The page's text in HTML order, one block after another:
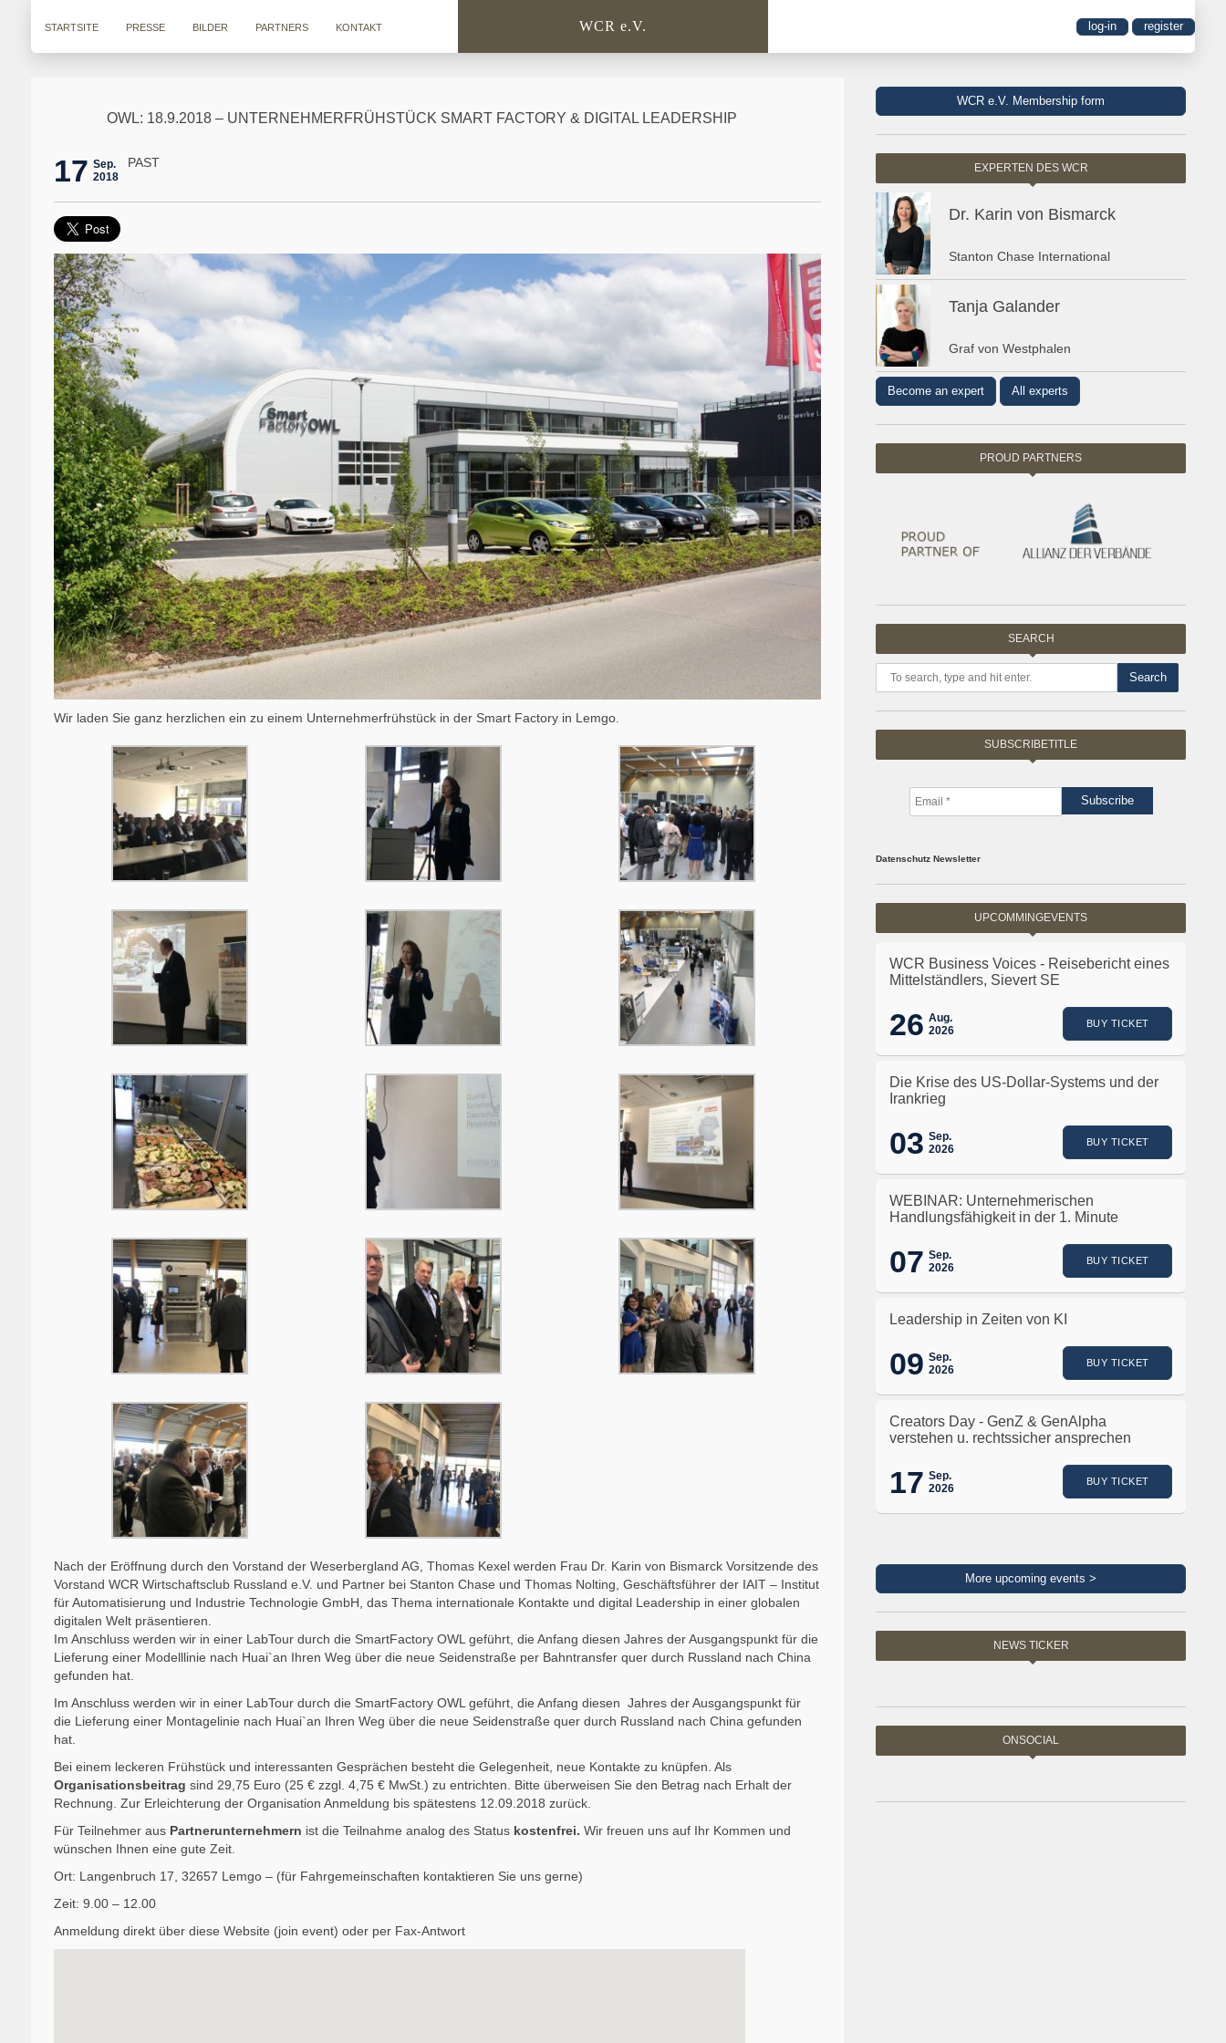
STARTSITE PRESSE BILDER PARTNERS KONTAKT WCR e.V. log-in register
OWL: 18.9.2018 – UNTERNEHMERFRÜHSTÜCK SMART FACTORY & DIGITAL LEADERSHIP
17 Sep.
2018
PAST
Wir laden Sie ganz herzlichen ein zu einem Unternehmerfrühstück in der Smart Factory in Lemgo.
Nach der Eröffnung durch den Vorstand der Weserbergland AG, Thomas Kexel werden Frau Dr. Karin von Bismarck Vorsitzende des
Vorstand WCR Wirtschaftsclub Russland e.V. und Partner bei Stanton Chase und Thomas Nolting, Geschäftsführer der IAIT – Institut
für Automatisierung und Industrie Technologie GmbH, das Thema internationale Kontakte und digital Leadership in einer globalen
digitalen Welt präsentieren.
Im Anschluss werden wir in einer LabTour durch die SmartFactory OWL geführt, die Anfang diesen Jahres der Ausgangspunkt für die
Lieferung einer Modelllinie nach Huai`an Ihren Weg über die neue Seidenstraße per Bahntransfer quer durch Russland nach China
gefunden hat.
Im Anschluss werden wir in einer LabTour durch die SmartFactory OWL geführt, die Anfang diesen Jahres der Ausgangspunkt für
die Lieferung einer Montagelinie nach Huai`an Ihren Weg über die neue Seidenstraße quer durch Russland nach China gefunden
hat.
Bei einem leckeren Frühstück und interessanten Gesprächen besteht die Gelegenheit, neue Kontakte zu knüpfen. Als
Organisationsbeitrag sind 29,75 Euro (25 € zzgl. 4,75 € MwSt.) zu entrichten. Bitte überweisen Sie den Betrag nach Erhalt der
Rechnung. Zur Erleichterung der Organisation Anmeldung bis spätestens 12.09.2018 zurück.
Für Teilnehmer aus Partnerunternehmern ist die Teilnahme analog des Status kostenfrei. Wir freuen uns auf Ihr Kommen und
wünschen Ihnen eine gute Zeit.
Ort: Langenbruch 17, 32657 Lemgo – (für Fahrgemeinschaften kontaktieren Sie uns gerne)
Zeit: 9.00 – 12.00
Anmeldung direkt über diese Website (join event) oder per Fax-Antwort
WCR e.V. Membership form
EXPERTEN DES WCR
Dr. Karin von Bismarck
Stanton Chase International
Tanja Galander
Graf von Westphalen
Become an expert All experts
PROUD PARTNERS
SEARCH
Search
SUBSCRIBETITLE
Datenschutz Newsletter
UPCOMMINGEVENTS
WCR Business Voices - Reisebericht eines
Mittelständlers, Sievert SE
26 Aug.
2026
BUY TICKET
Die Krise des US-Dollar-Systems und der
Irankrieg
03 Sep.
2026
BUY TICKET
WEBINAR: Unternehmerischen
Handlungsfähigkeit in der 1. Minute
07 Sep.
2026
BUY TICKET
Leadership in Zeiten von KI
09 Sep.
2026
BUY TICKET
Creators Day - GenZ & GenAlpha
verstehen u. rechtssicher ansprechen
17 Sep.
2026
BUY TICKET
More upcoming events >
NEWS TICKER
ONSOCIAL